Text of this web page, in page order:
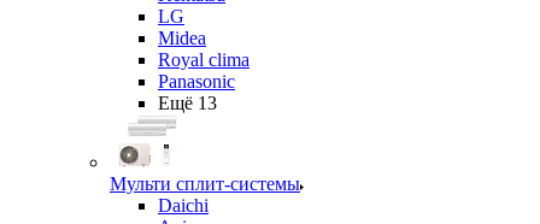
LG
Midea
Royal clima
Panasonic
Ещё 13
Мульти сплит-системы
Daichi